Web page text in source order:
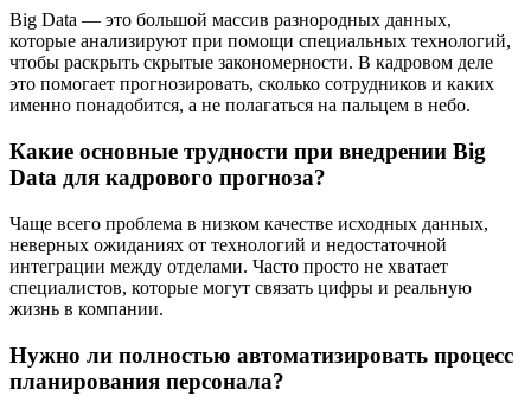
Big Data — это большой массив разнородных данных,
которые анализируют при помощи специальных технологий,
чтобы раскрыть скрытые закономерности. В кадровом деле
это помогает прогнозировать, сколько сотрудников и каких
именно понадобится, а не полагаться на пальцем в небо.
Какие основные трудности при внедрении Big
Data для кадрового прогноза?
Чаще всего проблема в низком качестве исходных данных,
неверных ожиданиях от технологий и недостаточной
интеграции между отделами. Часто просто не хватает
специалистов, которые могут связать цифры и реальную
жизнь в компании.
Нужно ли полностью автоматизировать процесс
планирования персонала?